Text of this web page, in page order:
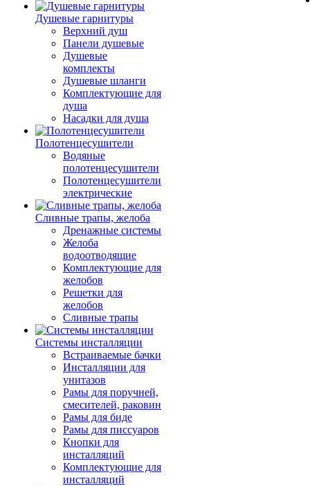
Душевые гарнитуры
Верхний душ
Панели душевые
Душевые
комплекты
Душевые шланги
Комплектующие для
душа
Насадки для душа
Полотенцесушители
Водяные
полотенцесушители
Полотенцесушители
электрические
Сливные трапы, желоба
Дренажные системы
Желоба
водоотводящие
Комплектующие для
желобов
Решетки для
желобов
Сливные трапы
Системы инсталляции
Встраиваемые бачки
Инсталляции для
унитазов
Рамы для поручней,
смесителей, раковин
Рамы для биде
Рамы для писсуаров
Кнопки для
инсталляций
Комплектующие для
инсталляций